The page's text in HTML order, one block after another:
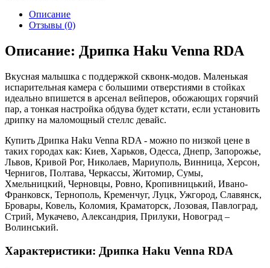
Описание
Отзывы (0)
Описание: Дрипка Haku Venna RDA
Вкусная малышка с поддержкой сквонк-модов. Маленькая
испарительная камера с большими отверстиями в стойках
идеально впишется в арсенал вейперов, обожающих горячий
пар, а тонкая настройка обдува будет кстати, если установить
дрипку на маломощный стеллс девайс.
Купить Дрипка Haku Venna RDA - можно по низкой цене в
таких городах как: Киев, Харьков, Одесса, Днепр, Запорожье,
Львов, Кривой Рог, Николаев, Мариуполь, Винница, Херсон,
Чернигов, Полтава, Черкассы, Житомир, Сумы,
Хмельницкий, Черновцы, Ровно, Кропивницький, Ивано-
Франковск, Тернополь, Кременчуг, Луцк, Ужгород, Славянск,
Бровары, Ковель, Коломия, Краматорск, Лозовая, Павлоград,
Стрий, Мукачево, Александрия, Прилуки, Новоград –
Волинський.
Характеристики: Дрипка Haku Venna RDA